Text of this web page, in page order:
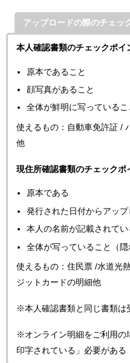
アップロードの際のチェッ
本人確認書類のチェックポイ
原本であること
顔写真があること
全体が鮮明に写っているこ
使えるもの：自動車免許証 /
他
現住所確認書類のチェックポ
原本である
発行された日付からアッ
本人の名前が記載されてい
全体が写っていること（隠
使えるもの：住民票 /水道光
ジットカードの明細他
※本人確認書類と同じ書類は
※オンライン明細をご利用の
印字されている」必要がある